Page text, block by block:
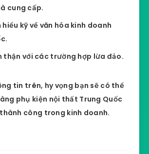
cung cấp.
hiểu kỹ về văn hóa kinh doanh
thận với các trường hợp lừa đảo.
tin trên, hy vọng bạn sẽ có thể
phụ kiện nội thất Trung Quốc
công trong kinh doanh.